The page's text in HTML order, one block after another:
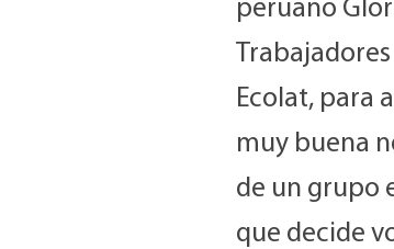
peruano
Ecolat, para
muy buena
de un grupo
que decide